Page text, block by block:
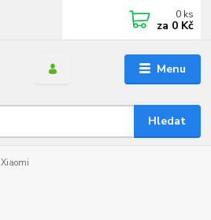
Menu
Hledat
0 ks
za 0 Kč
Xiaomi